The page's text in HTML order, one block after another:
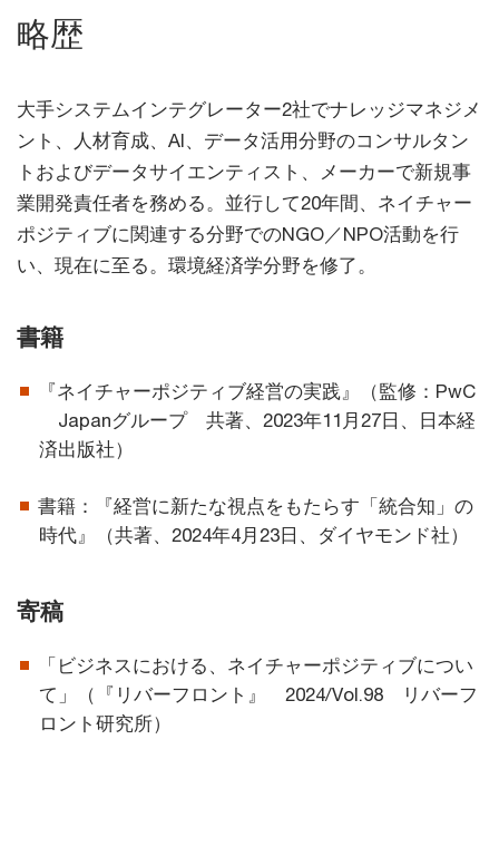
略歴
大手システムインテグレーター2社でナレッジマネジメ
ント、人材育成、AI、データ活用分野のコンサルタン
トおよびデータサイエンティスト、メーカーで新規事
業開発責任者を務める。並行して20年間、ネイチャー
ポジティブに関連する分野でのNGO／NPO活動を行
い、現在に至る。環境経済学分野を修了。
書籍
『ネイチャーポジティブ経営の実践』（監修：PwC
Japanグループ 共著、2023年11月27日、日本経
済出版社）
書籍：『経営に新たな視点をもたらす「統合知」の
時代』（共著、2024年4月23日、ダイヤモンド社）
寄稿
「ビジネスにおける、ネイチャーポジティブについ
て」（『リバーフロント』 2024/Vol.98 リバーフ
ロント研究所）